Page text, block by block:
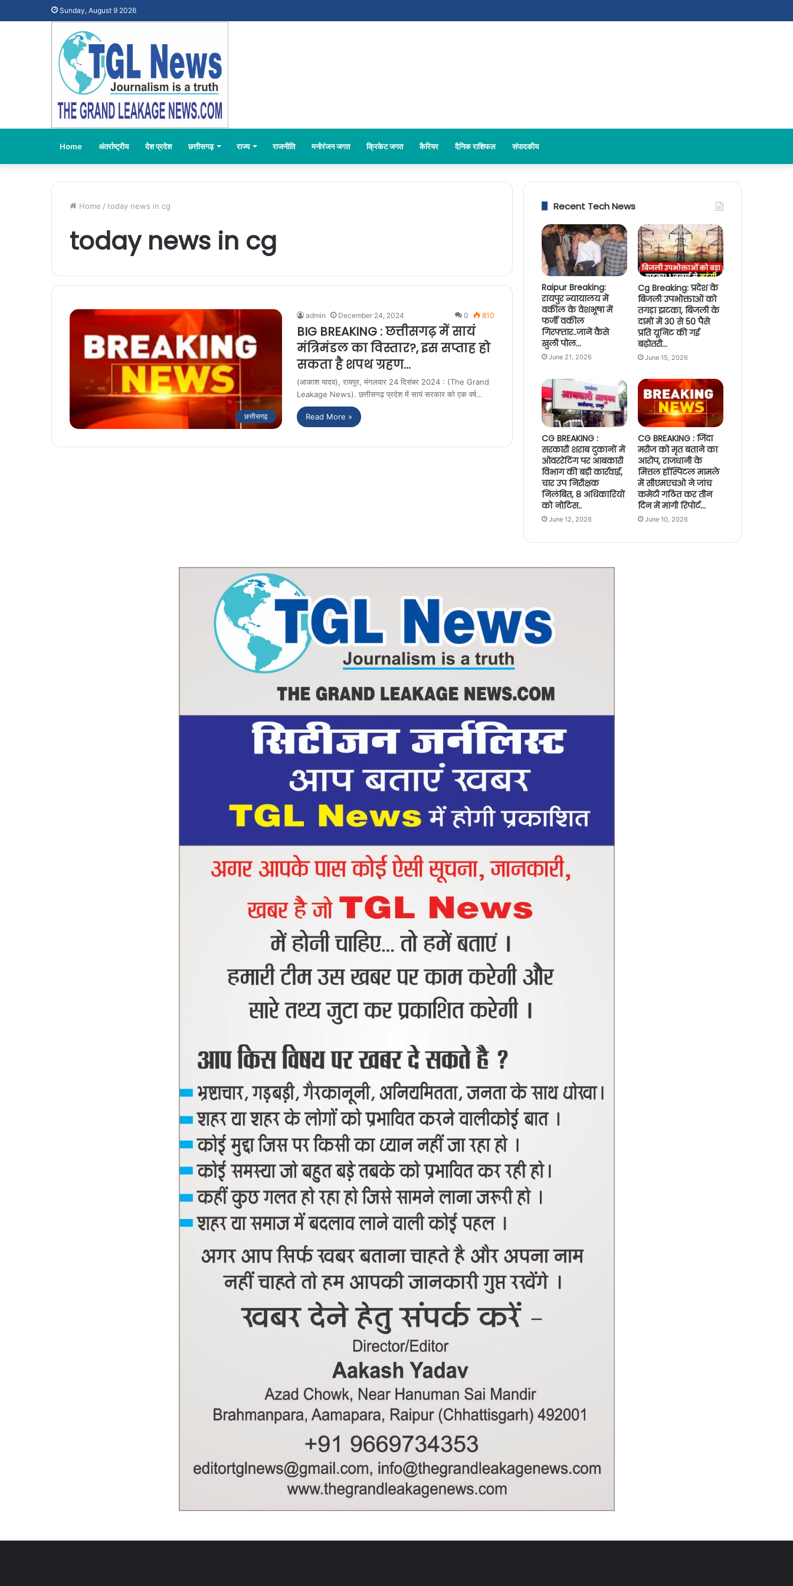
Sunday, August 9 2026
Home अंतर्राष्ट्रीय देश प्रदेश छत्तीसगढ़ राज्य राजनीति मनोरंजन जगत क्रिकेट जगत कैरियर दैनिक राशिफल संपादकीय
Home / today news in cg
today news in cg
छत्तीसगढ़
admin December 24, 2024 0 810
BIG BREAKING : छत्तीसगढ़ में सायं
मंत्रिमंडल का विस्तार?, इस सप्ताह हो
सकता है शपथ ग्रहण…
(आकाश यादव), रायपुर, मंगलवार 24 दिसंबर 2024 : (The Grand
Leakage News). छत्तीसगढ़ प्रदेश में सायं सरकार को एक वर्ष…
Read More »
Recent Tech News
Raipur Breaking:
रायपुर न्यायालय में
वकील के वेशभूषा में
फर्जी वकील
गिरफ्तार..जानें कैसे
खुली पोल…
June 21, 2026
Cg Breaking: प्रदेश के
बिजली उपभोक्ताओं को
तगड़ा झटका, बिजली के
दामों में 30 से 50 पैसे
प्रति यूनिट की गई
बढ़ोतरी…
June 15, 2026
CG BREAKING :
सरकारी शराब दुकानों में
ओवररेटिंग पर आबकारी
विभाग की बड़ी कार्रवाई,
चार उप निरीक्षक
निलंबित, 8 अधिकारियों
को नोटिस..
June 12, 2026
CG BREAKING : जिंदा
मरीज को मृत बताने का
आरोप, राजधानी के
मित्तल हॉस्पिटल मामले
में सीएमएचओ ने जांच
कमेटी गठित कर तीन
दिन में मांगी रिपोर्ट…
June 10, 2026